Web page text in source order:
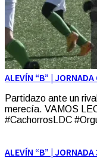
ALEVÍN “B” | JORNADA
Partidazo ante un
merecía. VAMOS
#CachorrosLDC
ALEVÍN “B” | JORNADA